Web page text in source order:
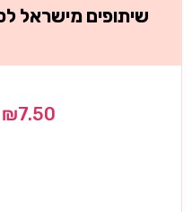
שיתופים מישראל
₪7.50